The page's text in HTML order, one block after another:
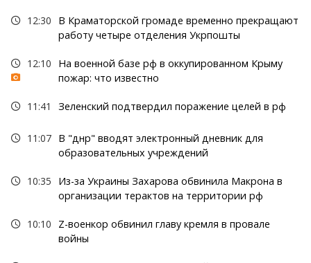
12:30
В Краматорской громаде временно прекращают
работу четыре отделения Укрпошты
12:10
На военной базе рф в оккупированном Крыму
пожар: что известно
11:41 Зеленский подтвердил поражение целей в рф
11:07 В "днр" вводят электронный дневник для
образовательных учреждений
10:35
Из-за Украины Захарова обвинила Макрона в
организации терактов на территории рф
10:10
Z-военкор обвинил главу кремля в провале
войны